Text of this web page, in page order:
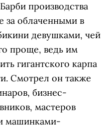
производства
за облаченными в
девушками, чей
проще, ведь им
гигантского карпа
Смотрел он также
бизнес-
мастеров
машинками-